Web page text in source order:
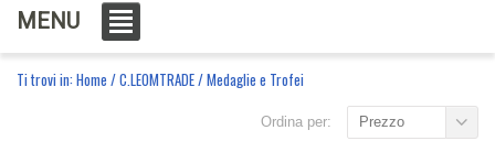
MENU
Ti trovi in: Home /C.LEOMTRADE/Medaglie e Trofei
Ordina per: Prezzo